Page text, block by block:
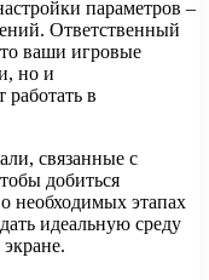
параметров –
Ответственный
ваши игровые
но и
работать в
связанные с
добиться
необходимых этапах
идеальную среду